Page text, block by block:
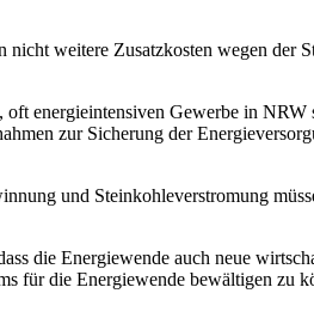
weitere Zusatzkosten wegen der
energieintensiven Gewerbe in
zur Sicherung der
und Steinkohleverstromung
die Energiewende auch neue
für die Energiewende bewältigen zu